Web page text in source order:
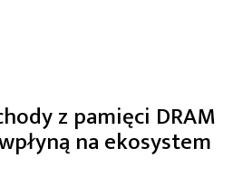
z pamięci DRAM
na ekosystem